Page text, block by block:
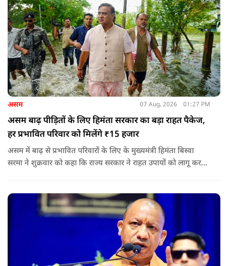
असम 07 Aug, 2026 01:27 PM
असम बाढ़ पीड़ितों के लिए हिमंता सरकार का बड़ा राहत पैकेज,
हर प्रभावित परिवार को मिलेंगे ₹15 हजार
असम में बाढ़ से प्रभावित परिवारों के लिए के मुख्यमंत्री हिमंता बिस्वा
सरमा ने शुक्रवार को कहा कि राज्य सरकार ने राहत उपायों को लागू करना